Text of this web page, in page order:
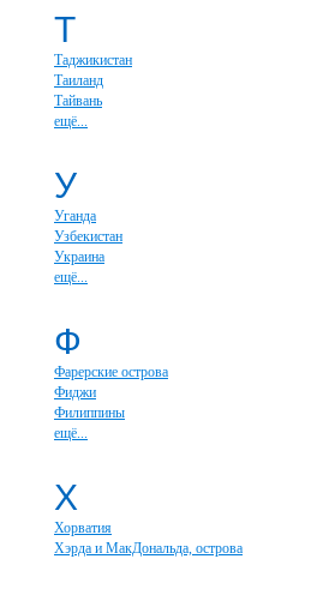
Т
Таджикистан
Таиланд
Тайвань
ещё...
У
Уганда
Узбекистан
Украина
ещё...
Ф
Фарерские острова
Фиджи
Филиппины
ещё...
Х
Хорватия
Хэрда и МакДональда, острова